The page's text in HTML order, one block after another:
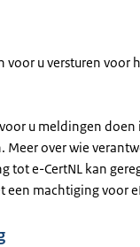
u versturen voor
u meldingen doen
over wie
tot e-CertNL kan
een machtiging voor